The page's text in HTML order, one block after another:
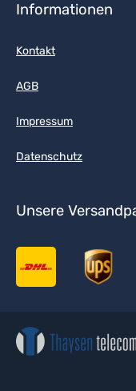
Informationen
Kontakt
AGB
Impressum
Datenschutz
Unsere